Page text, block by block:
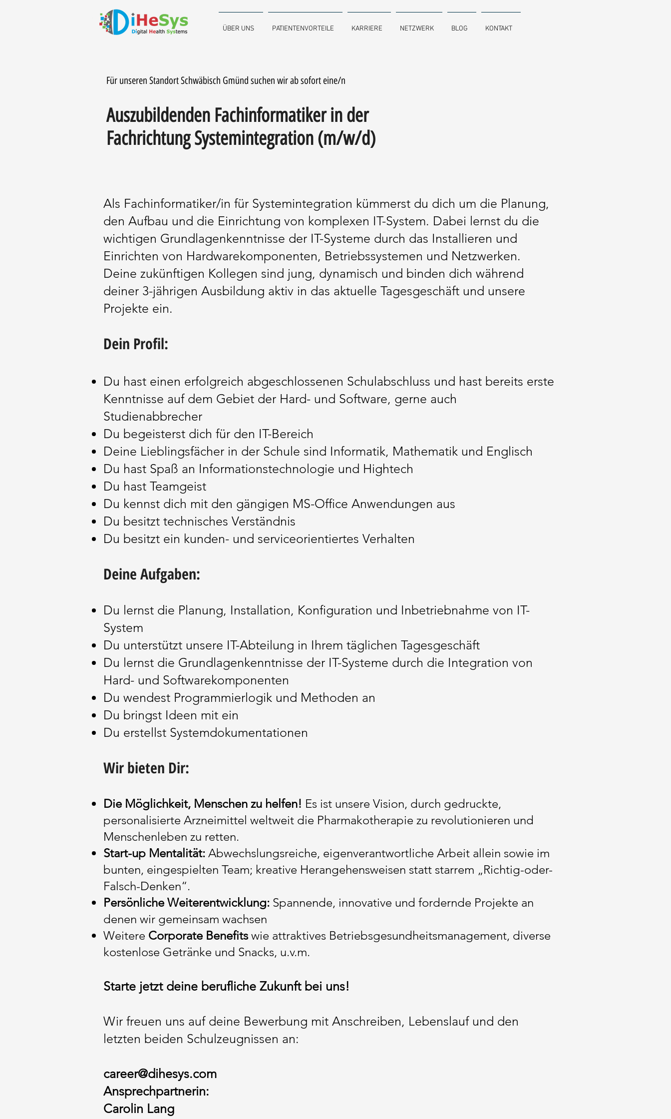
ÜBER UNS PATIENTENVORTEILE KARRIERE NETZWERK BLOG KONTAKT
Für unseren Standort Schwäbisch Gmünd suchen wir ab sofort eine/n
Auszubildenden Fachinformatiker in der
Fachrichtung Systemintegration (m/w/d)
Als Fachinformatiker/in für Systemintegration kümmerst du dich um die Planung,
den Aufbau und die Einrichtung von komplexen IT-System. Dabei lernst du die
wichtigen Grundlagenkenntnisse der IT-Systeme durch das Installieren und
Einrichten von Hardwarekomponenten, Betriebssystemen und Netzwerken.
Deine zukünftigen Kollegen sind jung, dynamisch und binden dich während
deiner 3-jährigen Ausbildung aktiv in das aktuelle Tagesgeschäft und unsere
Projekte ein.
Dein Profil:
Du hast einen erfolgreich abgeschlossenen Schulabschluss und hast bereits erste
Kenntnisse auf dem Gebiet der Hard- und Software, gerne auch
Studienabbrecher
Du begeisterst dich für den IT-Bereich
Deine Lieblingsfächer in der Schule sind Informatik, Mathematik und Englisch
Du hast Spaß an Informationstechnologie und Hightech
Du hast Teamgeist
Du kennst dich mit den gängigen MS-Office Anwendungen aus
Du besitzt technisches Verständnis
Du besitzt ein kunden- und serviceorientiertes Verhalten
Deine Aufgaben:
Du lernst die Planung, Installation, Konfiguration und Inbetriebnahme von IT-
System
Du unterstützt unsere IT-Abteilung in Ihrem täglichen Tagesgeschäft
Du lernst die Grundlagenkenntnisse der IT-Systeme durch die Integration von
Hard- und Softwarekomponenten
Du wendest Programmierlogik und Methoden an
Du bringst Ideen mit ein
Du erstellst Systemdokumentationen
Wir bieten Dir:
Die Möglichkeit, Menschen zu helfen! Es ist unsere Vision, durch gedruckte,
personalisierte Arzneimittel weltweit die Pharmakotherapie zu revolutionieren und
Menschenleben zu retten.
Start-up Mentalität: Abwechslungsreiche, eigenverantwortliche Arbeit allein sowie im
bunten, eingespielten Team; kreative Herangehensweisen statt starrem „Richtig-oder-
Falsch-Denken“.
Persönliche Weiterentwicklung: Spannende, innovative und fordernde Projekte an
denen wir gemeinsam wachsen
Weitere Corporate Benefits wie attraktives Betriebsgesundheitsmanagement, diverse
kostenlose Getränke und Snacks, u.v.m.
Starte jetzt deine berufliche Zukunft bei uns!
Wir freuen uns auf deine Bewerbung mit Anschreiben, Lebenslauf und den
letzten beiden Schulzeugnissen an:
career@dihesys.com
Ansprechpartnerin:
Carolin Lang